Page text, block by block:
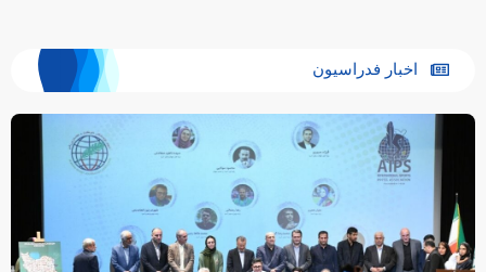
اخبار فدراسیون